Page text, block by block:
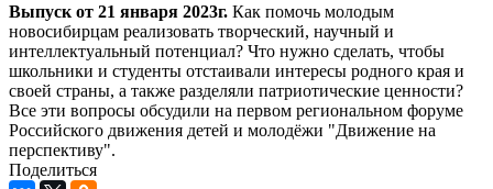
Выпуск от 21 января 2023г. Как помочь молодым
новосибирцам реализовать творческий, научный и
интеллектуальный потенциал? Что нужно сделать, чтобы
школьники и студенты отстаивали интересы родного края и
своей страны, а также разделяли патриотические ценности?
Все эти вопросы обсудили на первом региональном форуме
Российского движения детей и молодёжи "Движение на
перспективу".
Поделиться